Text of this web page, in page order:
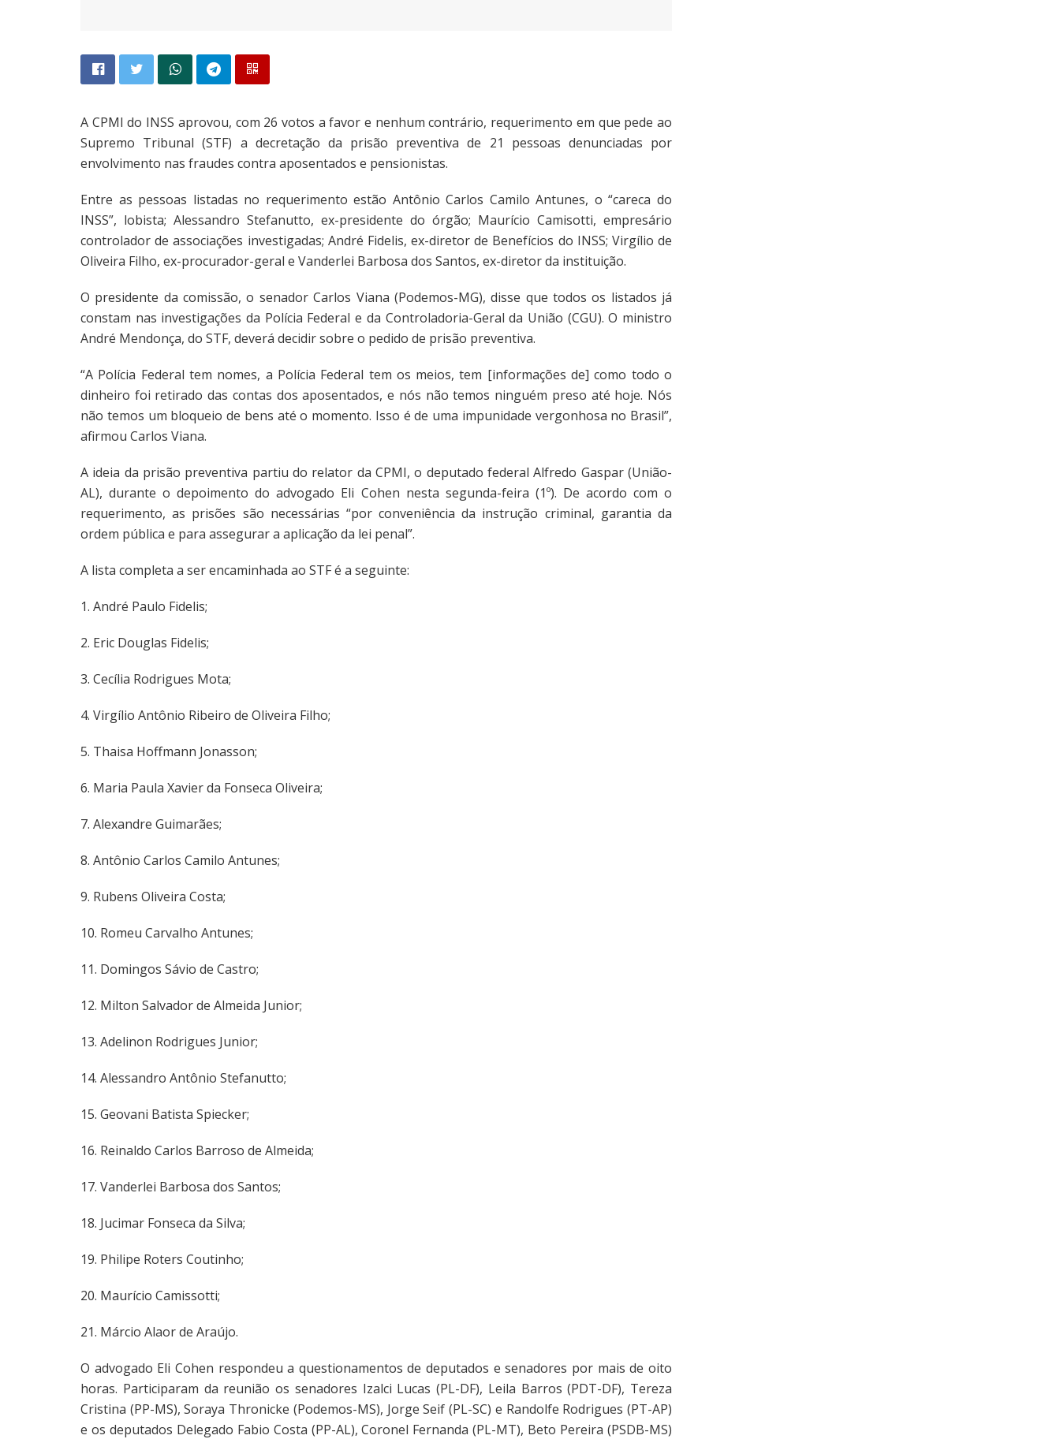
A CPMI do INSS aprovou, com 26 votos a favor e nenhum contrário, requerimento em que pede ao
Supremo Tribunal (STF) a decretação da prisão preventiva de 21 pessoas denunciadas por
envolvimento nas fraudes contra aposentados e pensionistas.
Entre as pessoas listadas no requerimento estão Antônio Carlos Camilo Antunes, o “careca do
INSS”, lobista; Alessandro Stefanutto, ex-presidente do órgão; Maurício Camisotti, empresário
controlador de associações investigadas; André Fidelis, ex-diretor de Benefícios do INSS; Virgílio de
Oliveira Filho, ex-procurador-geral e Vanderlei Barbosa dos Santos, ex-diretor da instituição.
O presidente da comissão, o senador Carlos Viana (Podemos-MG), disse que todos os listados já
constam nas investigações da Polícia Federal e da Controladoria-Geral da União (CGU). O ministro
André Mendonça, do STF, deverá decidir sobre o pedido de prisão preventiva.
“A Polícia Federal tem nomes, a Polícia Federal tem os meios, tem [informações de] como todo o
dinheiro foi retirado das contas dos aposentados, e nós não temos ninguém preso até hoje. Nós
não temos um bloqueio de bens até o momento. Isso é de uma impunidade vergonhosa no Brasil”,
afirmou Carlos Viana.
A ideia da prisão preventiva partiu do relator da CPMI, o deputado federal Alfredo Gaspar (União-
AL), durante o depoimento do advogado Eli Cohen nesta segunda-feira (1º). De acordo com o
requerimento, as prisões são necessárias “por conveniência da instrução criminal, garantia da
ordem pública e para assegurar a aplicação da lei penal”.
A lista completa a ser encaminhada ao STF é a seguinte:
1. André Paulo Fidelis;
2. Eric Douglas Fidelis;
3. Cecília Rodrigues Mota;
4. Virgílio Antônio Ribeiro de Oliveira Filho;
5. Thaisa Hoffmann Jonasson;
6. Maria Paula Xavier da Fonseca Oliveira;
7. Alexandre Guimarães;
8. Antônio Carlos Camilo Antunes;
9. Rubens Oliveira Costa;
10. Romeu Carvalho Antunes;
11. Domingos Sávio de Castro;
12. Milton Salvador de Almeida Junior;
13. Adelinon Rodrigues Junior;
14. Alessandro Antônio Stefanutto;
15. Geovani Batista Spiecker;
16. Reinaldo Carlos Barroso de Almeida;
17. Vanderlei Barbosa dos Santos;
18. Jucimar Fonseca da Silva;
19. Philipe Roters Coutinho;
20. Maurício Camissotti;
21. Márcio Alaor de Araújo.
O advogado Eli Cohen respondeu a questionamentos de deputados e senadores por mais de oito
horas. Participaram da reunião os senadores Izalci Lucas (PL-DF), Leila Barros (PDT-DF), Tereza
Cristina (PP-MS), Soraya Thronicke (Podemos-MS), Jorge Seif (PL-SC) e Randolfe Rodrigues (PT-AP)
e os deputados Delegado Fabio Costa (PP-AL), Coronel Fernanda (PL-MT), Beto Pereira (PSDB-MS)